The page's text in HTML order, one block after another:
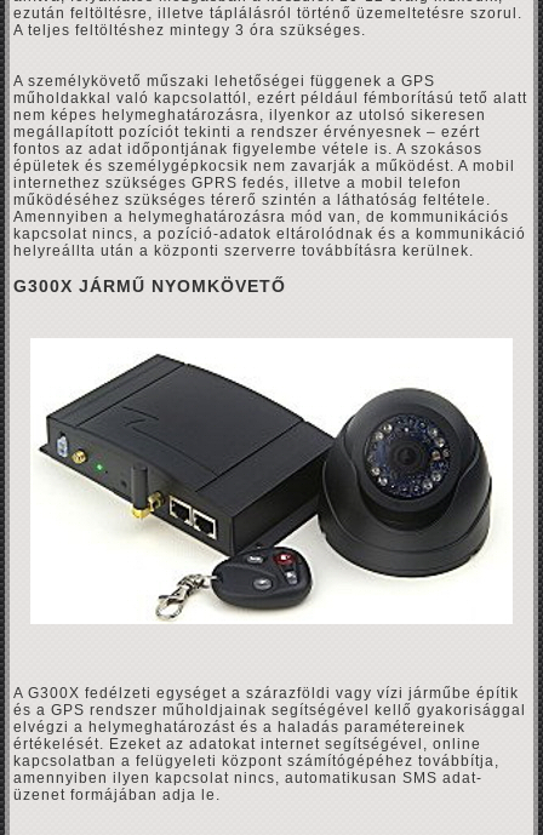
ezután feltöltésre, illetve táplálásról történő üzemeltetésre szorul.
A teljes feltöltéshez mintegy 3 óra szükséges.
A személykövető műszaki lehetőségei függenek a GPS
műholdakkal való kapcsolattól, ezért például fémborítású tető alatt
nem képes helymeghatározásra, ilyenkor az utolsó sikeresen
megállapított pozíciót tekinti a rendszer érvényesnek – ezért
fontos az adat időpontjának figyelembe vétele is. A szokásos
épületek és személygépkocsik nem zavarják a működést. A mobil
internethez szükséges GPRS fedés, illetve a mobil telefon
működéséhez szükséges térerő szintén a láthatóság feltétele.
Amennyiben a helymeghatározásra mód van, de kommunikációs
kapcsolat nincs, a pozíció-adatok eltárolódnak és a kommunikáció
helyreállta után a központi szerverre továbbításra kerülnek.
G300X JÁRMŰ NYOMKÖVETŐ
A G300X fedélzeti egységet a szárazföldi vagy vízi járműbe építik
és a GPS rendszer műholdjainak segítségével kellő gyakorisággal
elvégzi a helymeghatározást és a haladás paramétereinek
értékelését. Ezeket az adatokat internet segítségével, online
kapcsolatban a felügyeleti központ számítógépéhez továbbítja,
amennyiben ilyen kapcsolat nincs, automatikusan SMS adat-
üzenet formájában adja le.